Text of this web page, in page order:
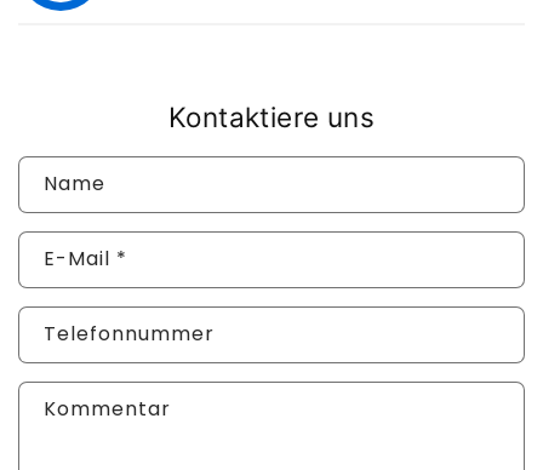
Kontaktiere uns
Name
E-Mail *
Telefonnummer
Kommentar